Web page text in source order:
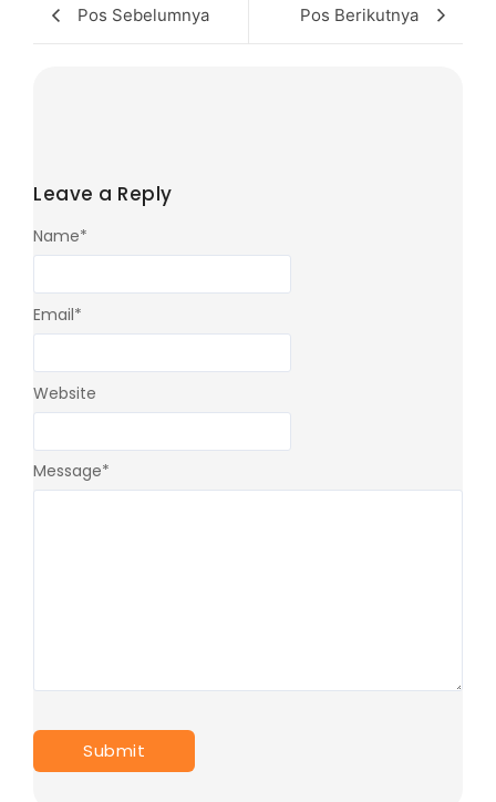
Pos Sebelumnya Pos Berikutnya
Leave a Reply
Message*
Name*
Email*
Website